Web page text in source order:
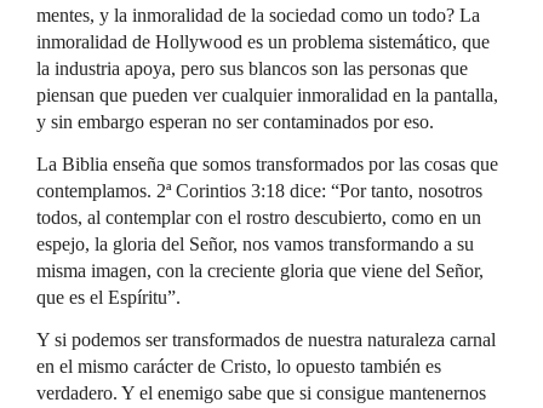
mentes, y la inmoralidad de la sociedad como un todo? La
inmoralidad de Hollywood es un problema sistemático, que
la industria apoya, pero sus blancos son las personas que
piensan que pueden ver cualquier inmoralidad en la pantalla,
y sin embargo esperan no ser contaminados por eso.
La Biblia enseña que somos transformados por las cosas que
contemplamos. 2ª Corintios 3:18 dice: “Por tanto, nosotros
todos, al contemplar con el rostro descubierto, como en un
espejo, la gloria del Señor, nos vamos transformando a su
misma imagen, con la creciente gloria que viene del Señor,
que es el Espíritu”.
Y si podemos ser transformados de nuestra naturaleza carnal
en el mismo carácter de Cristo, lo opuesto también es
verdadero. Y el enemigo sabe que si consigue mantenernos